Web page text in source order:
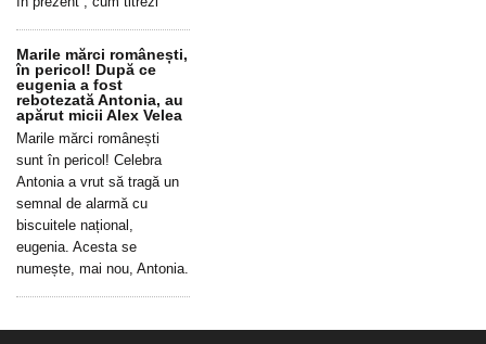
Marile mărci românești,
în pericol! După ce
eugenia a fost
rebotezată Antonia, au
apărut micii Alex Velea
Marile mărci românești
sunt în pericol! Celebra
Antonia a vrut să tragă un
semnal de alarmă cu
biscuitele național,
eugenia. Acesta se
numește, mai nou, Antonia.